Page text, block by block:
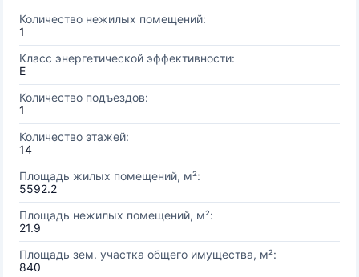
Количество нежилых помещений:
1
Класс энергетической эффективности:
E
Количество подъездов:
1
Количество этажей:
14
Площадь жилых помещений, м²:
5592.2
Площадь нежилых помещений, м²:
21.9
Площадь зем. участка общего имущества, м²:
840